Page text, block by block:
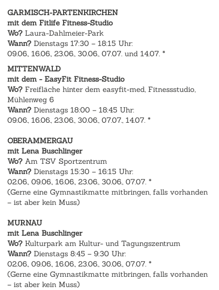
GARMISCH-PARTENKIRCHEN
mit dem Fitlife Fitness-Studio
Wo? Laura-Dahlmeier-Park
Wann? Dienstags 17:30 – 18:15 Uhr:
09.06., 16.06., 23.06., 30.06., 07.07. und 14.07. *
MITTENWALD
mit dem - EasyFit Fitness-Studio
Wo? Freifläche hinter dem easyfit-med, Fitnessstudio,
Mühlenweg 6
Wann? Dienstags 18:00 – 18:45 Uhr:
09.06., 16.06., 23.06., 30.06., 07.07., 14.07. *
OBERAMMERGAU
mit Lena Buschlinger
Wo? Am TSV Sportzentrum
Wann? Dienstags 15:30 – 16:15 Uhr:
02.06., 09.06., 16.06., 23.06., 30.06., 07.07. *
(Gerne eine Gymnastikmatte mitbringen, falls vorhanden
– ist aber kein Muss)
MURNAU
mit Lena Buschlinger
Wo? Kulturpark am Kultur- und Tagungszentrum
Wann? Dienstags 8:45 – 9:30 Uhr:
02.06., 09.06., 16.06., 23.06., 30.06., 07.07. *
(Gerne eine Gymnastikmatte mitbringen, falls vorhanden
– ist aber kein Muss)